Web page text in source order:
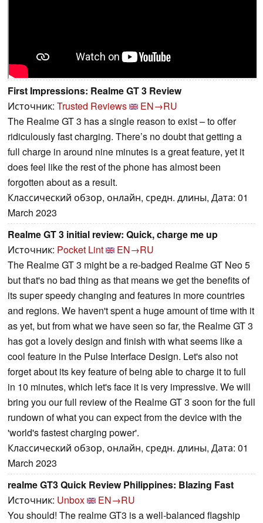
First Impressions: Realme GT 3 Review
Источник: Trusted Reviews
EN→RU
The Realme GT 3 has a single reason to exist – to offer
ridiculously fast charging. There’s no doubt that getting a
full charge in around nine minutes is a great feature, yet it
does feel like the rest of the phone has almost been
forgotten about as a result.
Классический обзор, онлайн, средн. длины, Дата: 01
March 2023
Realme GT 3 initial review: Quick, charge me up
Источник: Pocket Lint
EN→RU
The Realme GT 3 might be a re-badged Realme GT Neo 5
but that's no bad thing as that means we get the benefits of
its super speedy changing and features in more countries
and regions. We haven't spent a huge amount of time with it
as yet, but from what we have seen so far, the Realme GT 3
has got a lovely design and finish with what seems like a
cool feature in the Pulse Interface Design. Let's also not
forget about its key feature of being able to charge it to full
in 10 minutes, which let's face it is very impressive. We will
bring you our full review of the Realme GT 3 soon for the full
rundown of what you can expect from the device with the
'world's fastest charging power'.
Классический обзор, онлайн, средн. длины, Дата: 01
March 2023
realme GT3 Quick Review Philippines: Blazing Fast
Источник: Unbox
EN→RU
You should! The realme GT3 is a well-balanced flagship